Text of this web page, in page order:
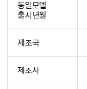
동일모델
출시년월
제조국
제조사